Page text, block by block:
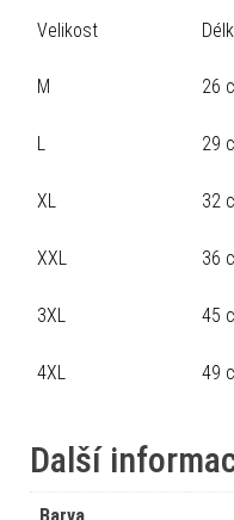
Velikost
M 26
L 29
XL 32
XXL 36
3XL 45
4XL 49
Další